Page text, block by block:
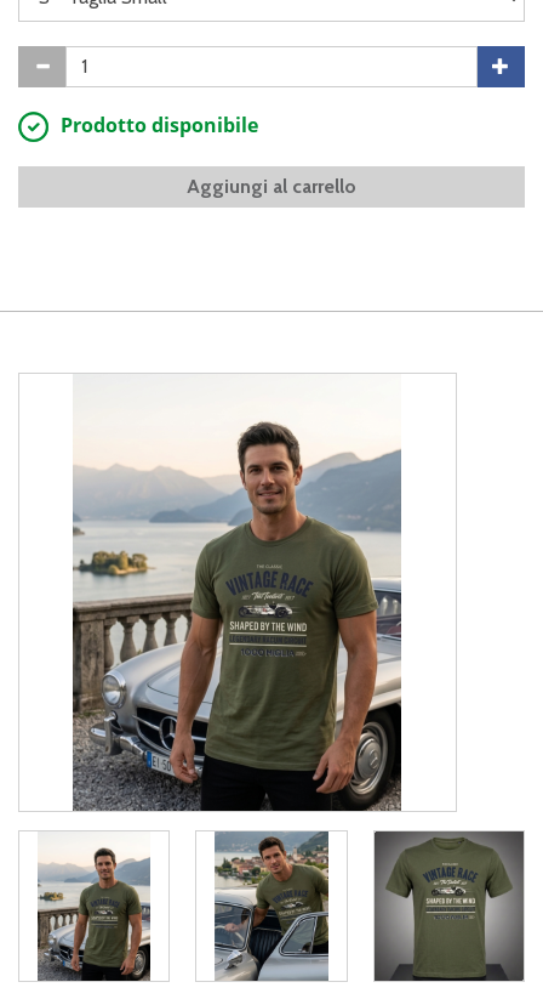
Prodotto disponibile
Aggiungi al carrello